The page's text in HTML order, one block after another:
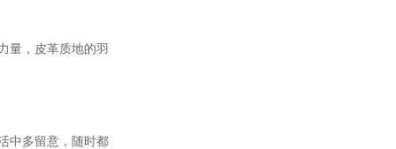
量，皮革质地的羽
中多留意，随时都